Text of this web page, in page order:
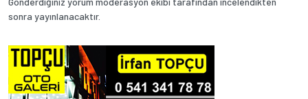
sonra yayınlanacaktır.